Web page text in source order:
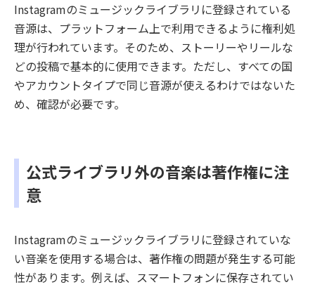
Instagramのミュージックライブラリに登録されている
音源は、プラットフォーム上で利用できるように権利処
理が行われています。そのため、ストーリーやリールな
どの投稿で基本的に使用できます。ただし、すべての国
やアカウントタイプで同じ音源が使えるわけではないた
め、確認が必要です。
公式ライブラリ外の音楽は著作権に注
意
Instagramのミュージックライブラリに登録されていな
い音楽を使用する場合は、著作権の問題が発生する可能
性があります。例えば、スマートフォンに保存されてい